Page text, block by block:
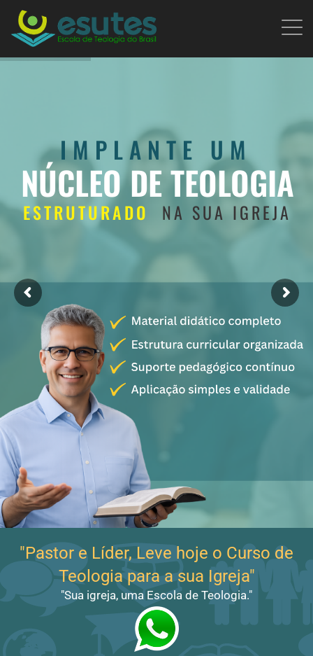
IMPLANTE UM
NÚCLEO DE TEOLOGIA
ESTRUTURADO NA SUA IGREJA
"Pastor e Líder, Leve hoje o Curso de
Teologia para a sua Igreja"
"Sua igreja, uma Escola de Teologia."